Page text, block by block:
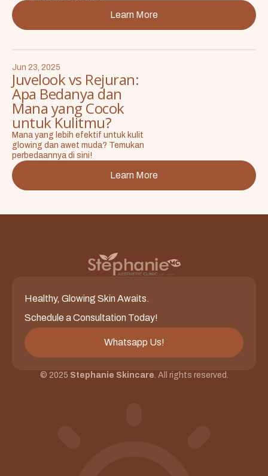
Learn More
Jun 23, 2025
Juvelook vs Rejuran:
Apa Bedanya dan
Mana yang Cocok
untuk Kulitmu?
Mana yang lebih efektif untuk kulit
glowing dan awet muda? Temukan
perbedaannya di sini!
Learn More
Healthy, Glowing Skin Awaits.
Schedule a Consultation Today!
Whatsapp Us!
© 2025 Stephanie Skincare . All rights reserved.